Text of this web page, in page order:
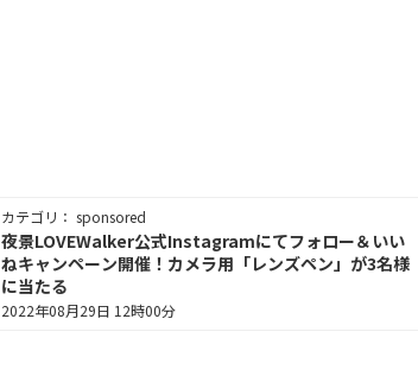
カテゴリ： sponsored
夜景LOVEWalker公式Instagramにてフォロー＆いい
ねキャンペーン開催！カメラ用「レンズペン」が3名様
に当たる
2022年08月29日 12時00分